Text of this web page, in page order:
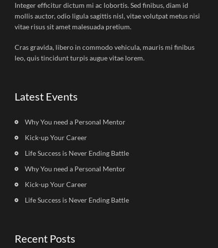
Integer efficitur dictum mi ac lobortis. Sed finibus, diam id
mollis auctor, odio ligula sagittis nisl, vitae volutpat metus nisi
vitae risus sit amet malesuada pretium.
Cras gravida, libero in commodo vehicula, mauris mi finibus
leo, quis tincidunt turpis augue vitae lorem.
Latest Events
Why You need a Personal Mentor
Kick-up Your Career
Life Success is Never Ending Battle
Why You need a Personal Mentor
Kick-up Your Career
Life Success is Never Ending Battle
Recent Posts